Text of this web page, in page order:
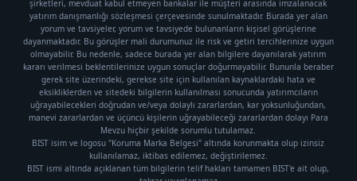
şirketleri, mevduat kabul etmeyen bankalar ile müşteri arasında imzalanacak
yatırım danışmanlığı sözleşmesi çerçevesinde sunulmaktadır. Burada yer alan
yorum ve tavsiyeler, yorum ve tavsiyede bulunanların kişisel görüşlerine
dayanmaktadır. Bu görüşler mali durumunuz ile risk ve getiri tercihlerinize uygun
olmayabilir. Bu nedenle, sadece burada yer alan bilgilere dayanılarak yatırım
kararı verilmesi beklentilerinize uygun sonuçlar doğurmayabilir. Bununla beraber
gerek site üzerindeki, gerekse site için kullanılan kaynaklardaki hata ve
eksikliklerden ve sitedeki bilgilerin kullanılması sonucunda yatırımcıların
uğrayabilecekleri doğrudan ve/veya dolaylı zararlardan, kar yoksunluğundan,
manevi zararlardan ve üçüncü kişilerin uğrayabileceği zararlardan dolayı Para
Mevzu hiçbir şekilde sorumlu tutulamaz.
BIST isim ve logosu "Koruma Marka Belgesi" altında korunmakta olup izinsiz
kullanılamaz, iktibas edilemez, değiştirilemez.
BIST ismi altında açıklanan tüm bilgilerin telif hakları tamamen BIST'e ait olup,